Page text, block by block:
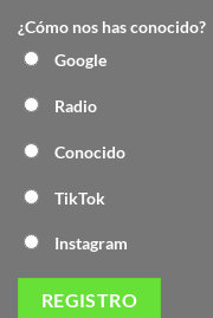
¿Cómo nos has conocido?
Google
Radio
Conocido
TikTok
Instagram